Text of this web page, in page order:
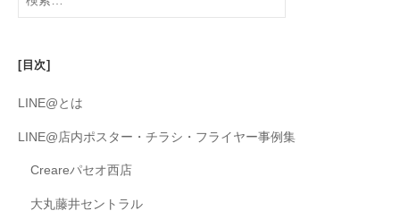
[目次]
LINE@とは
LINE@店内ポスター・チラシ・フライヤー事例集
Creareパセオ西店
大丸藤井セントラル